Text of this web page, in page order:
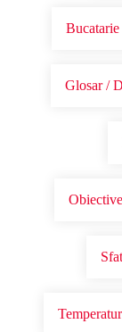
Glosar /